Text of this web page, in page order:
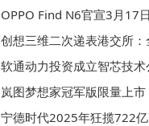
OPPO Find N6官宣3月17日登场：折叠屏升
创想三维二次递表港交所：全球消费级3D打印
软通动力投资成立智芯技术
岚图梦想家冠军版限量上市：30万级唯一华
宁德时代2025年狂揽722亿净利 拟分红